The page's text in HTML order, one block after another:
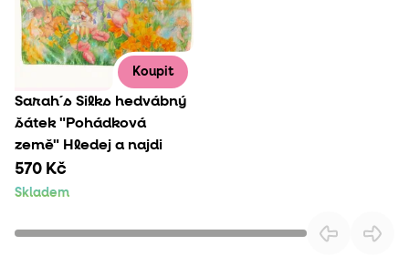
Koupit
Sarah´s Silks hedvábný
šátek "Pohádková
země" Hledej a najdi
570 Kč
Skladem